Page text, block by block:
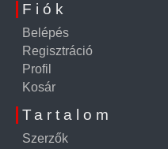
Fiók
Belépés
Regisztráció
Profil
Kosár
Tartalom
Szerzők